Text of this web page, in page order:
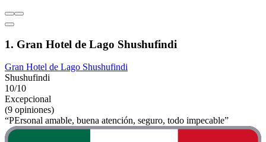
1. Gran Hotel de Lago Shushufindi
Gran Hotel de Lago Shushufindi
Shushufindi
10/10
Excepcional
(9 opiniones)
“PErsonal amable, buena atención, seguro, todo impecable”